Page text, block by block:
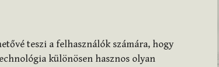
teszi a felhasználók számára, hogy
különösen hasznos olyan